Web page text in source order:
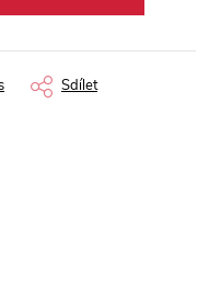
Sdílet